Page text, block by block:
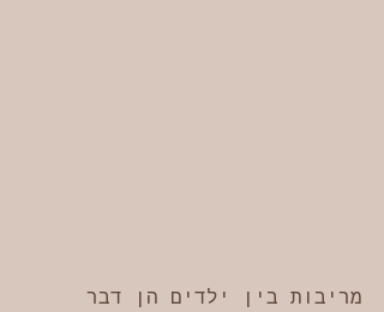
מריבות בין ילדים הן דבר